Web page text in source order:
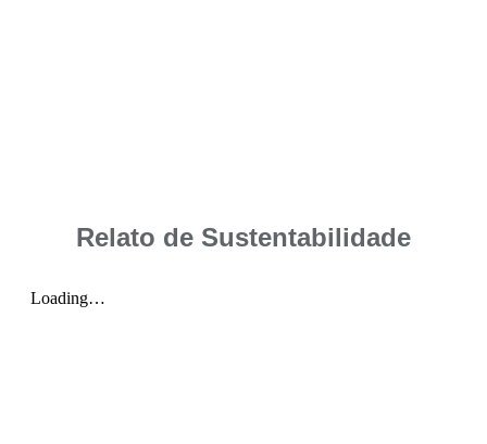
Relato de Sustentabilidade